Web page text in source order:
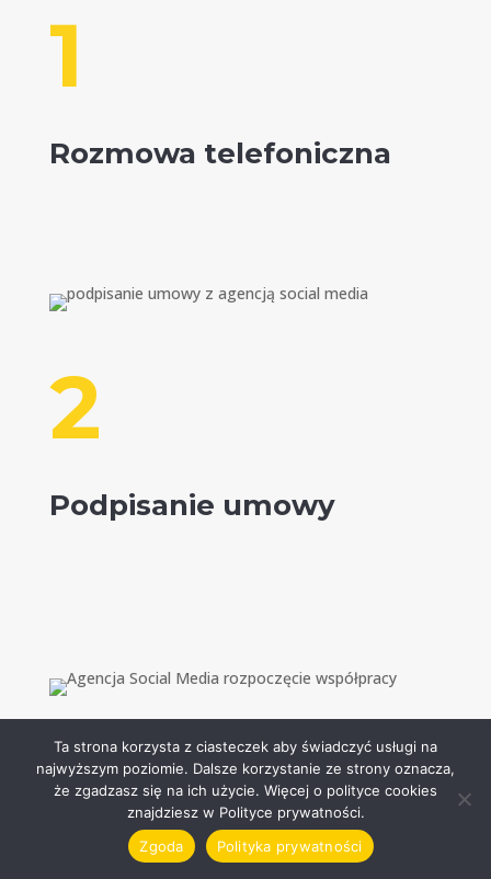
1
Rozmowa telefoniczna
2
Podpisanie umowy
3
Ta strona korzysta z ciasteczek aby świadczyć usługi na
najwyższym poziomie. Dalsze korzystanie ze strony oznacza,
że zgadzasz się na ich użycie. Więcej o polityce cookies
znajdziesz w Polityce prywatności.
Zgoda
Polityka prywatności